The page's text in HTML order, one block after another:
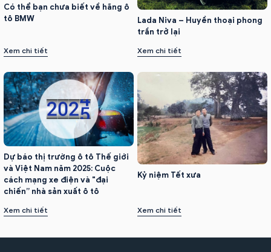
Có thể bạn chưa biết về hãng ô
tô BMW
Xem chi tiết
Lada Niva – Huyền thoại phong
trần trở lại
Xem chi tiết
Dự báo thị trường ô tô Thế giới
và Việt Nam năm 2025: Cuộc
cách mạng xe điện và "đại
chiến” nhà sản xuất ô tô
Xem chi tiết
Kỷ niệm Tết xưa
Xem chi tiết